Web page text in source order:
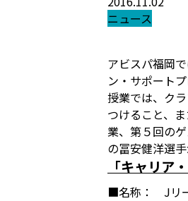
ニュース
アビスパ福岡
ン・サポート
授業では、ク
つけること、
業、第５回の
の冨安健洋選
「キャリ
■名称：
Jリ